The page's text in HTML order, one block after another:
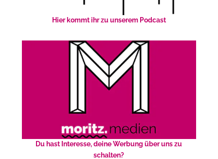
Hier kommt ihr zu unserem Podcast
Du hast Interesse, deine Werbung über uns zu
schalten?